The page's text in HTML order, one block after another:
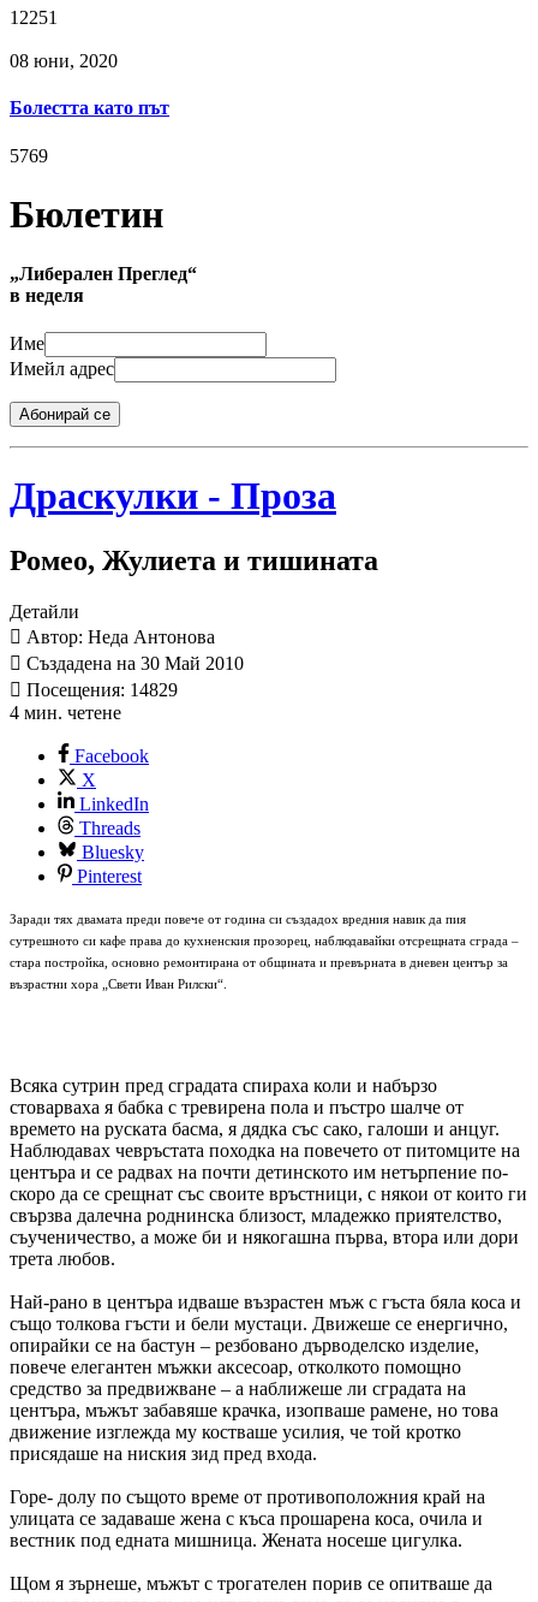
12251
08 юни, 2020
Болестта като път
5769
Бюлетин
„Либерален Преглед“
в неделя
Име
Имейл адрес
Абонирай се
Драскулки - Проза
Ромео, Жулиета и тишината
Детайли
Автор: Неда Антонова
Създадена на 30 Май 2010
Посещения: 14829
4 мин. четене
Facebook
X
LinkedIn
Threads
Bluesky
Pinterest
Заради тях двамата преди повече от година си създадох вредния навик да пия
сутрешното си кафе права до кухненския прозорец, наблюдавайки отсрещната сграда –
стара постройка, основно ремонтирана от общината и превърната в дневен център за
възрастни хора „Свети Иван Рилски“.
Всяка сутрин пред сградата спираха коли и набързо
стоварваха я бабка с тревирена пола и пъстро шалче от
времето на руската басма, я дядка със сако, галоши и анцуг.
Наблюдавах чевръстата походка на повечето от питомците на
центъра и се радвах на почти детинското им нетърпение по-
скоро да се срещнат със своите връстници, с някои от които ги
свързва далечна роднинска близост, младежко приятелство,
съученичество, а може би и някогашна първа, втора или дори
трета любов.
Най-рано в центъра идваше възрастен мъж с гъста бяла коса и
също толкова гъсти и бели мустаци. Движеше се енергично,
опирайки се на бастун – резбовано дърводелско изделие,
повече елегантен мъжки аксесоар, отколкото помощно
средство за предвижване – а наближеше ли сградата на
центъра, мъжът забавяше крачка, изопваше рамене, но това
движение изглежда му костваше усилия, че той кротко
присядаше на ниския зид пред входа.
Горе- долу по същото време от противоположния край на
улицата се задаваше жена с къса прошарена коса, очила и
вестник под едната мишница. Жената носеше цигулка.
Щом я зърнеше, мъжът с трогателен порив се опитваше да